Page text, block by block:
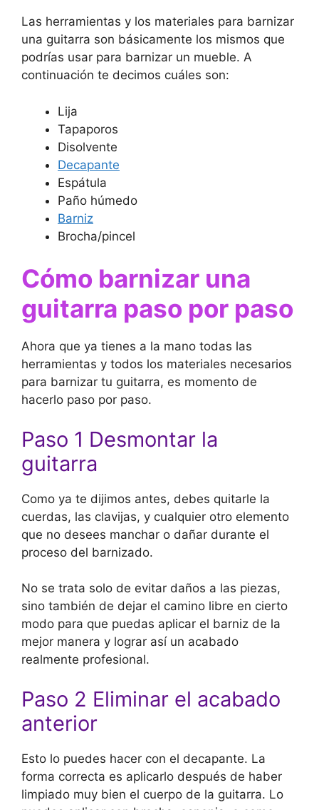
Las herramientas y los materiales para barnizar
una guitarra son básicamente los mismos que
podrías usar para barnizar un mueble. A
continuación te decimos cuáles son:
Lija
Tapaporos
Disolvente
Decapante
Espátula
Paño húmedo
Barniz
Brocha/pincel
Cómo barnizar una
guitarra paso por paso
Ahora que ya tienes a la mano todas las
herramientas y todos los materiales necesarios
para barnizar tu guitarra, es momento de
hacerlo paso por paso.
Paso 1 Desmontar la
guitarra
Como ya te dijimos antes, debes quitarle la
cuerdas, las clavijas, y cualquier otro elemento
que no desees manchar o dañar durante el
proceso del barnizado.
No se trata solo de evitar daños a las piezas,
sino también de dejar el camino libre en cierto
modo para que puedas aplicar el barniz de la
mejor manera y lograr así un acabado
realmente profesional.
Paso 2 Eliminar el acabado
anterior
Esto lo puedes hacer con el decapante. La
forma correcta es aplicarlo después de haber
limpiado muy bien el cuerpo de la guitarra. Lo